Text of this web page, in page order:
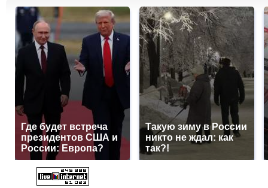
Где будет встреча
президентов США и
России: Европа?
Такую зиму в России
никто не ждал: как
так?!